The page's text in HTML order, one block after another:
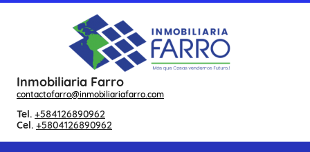
Inmobiliaria Farro
contactofarro@inmobiliariafarro.com
Tel. +584126890962
Cel. +5804126890962